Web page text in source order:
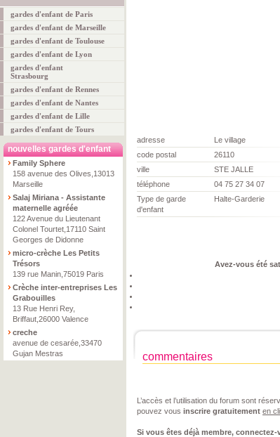
gardes d'enfant de Paris
gardes d'enfant de Marseille
gardes d'enfant de Toulouse
gardes d'enfant de Lyon
gardes d'enfant
Strasbourg
gardes d'enfant de Rennes
gardes d'enfant de Nantes
gardes d'enfant de Lille
gardes d'enfant de Tours
nouvelles gardes d'enfant
Family Sphere
158 avenue des Olives,13013
Marseille
Salaj Miriana - Assistante
maternelle agréée
122 Avenue du Lieutenant
Colonel Tourtet,17110 Saint
Georges de Didonne
micro-crèche Les Petits
Trésors
139 rue Manin,75019 Paris
Crèche inter-entreprises Les
Grabouilles
13 Rue Henri Rey,
Briffaut,26000 Valence
creche
avenue de cesarée,33470
Gujan Mestras
adresse
Le village
code postal
26110
ville
STE JALLE
téléphone
04 75 27 34 07
Type de garde
d'enfant
Halte-Garderie
Avez-vous été
commentaires
L’accès et l’utilisation du forum sont
pouvez vous inscrire gratuitement en
Si vous êtes déjà membre, connectez-